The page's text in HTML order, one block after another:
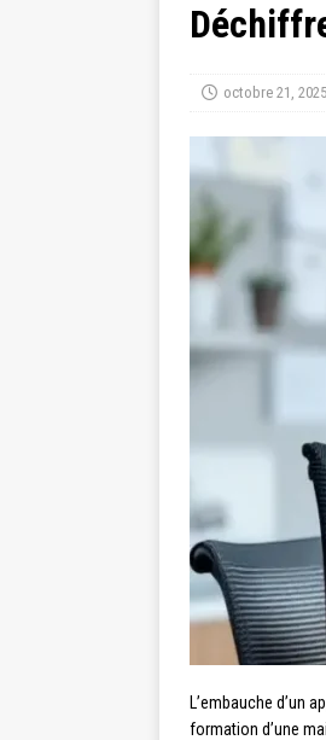
octobre 21, 2025
L’embauche d’un
formation d’une